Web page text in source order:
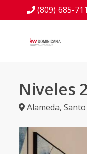
(809) 685-
Niveles
Alameda,